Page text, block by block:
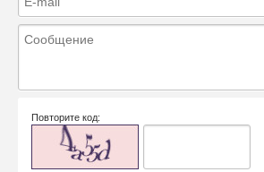
Повторите код: